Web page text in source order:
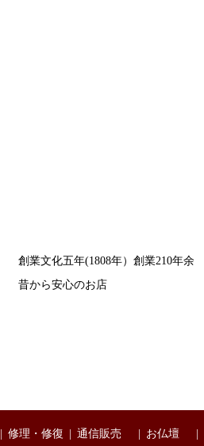
創業文化五年(1808年）創業210年余
昔から安心のお店
修理・修復 通信販売 お仏壇